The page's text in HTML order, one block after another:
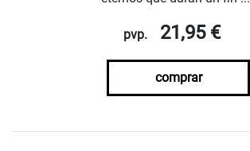
pvp. 21,95 €
comprar